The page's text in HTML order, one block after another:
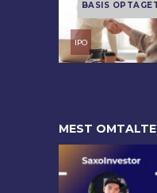
MEST OMTALTE